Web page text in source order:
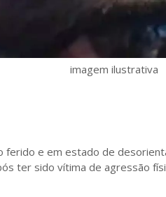
imagem ilustrativa
ferido e em estado de
ter sido vítima de agressão